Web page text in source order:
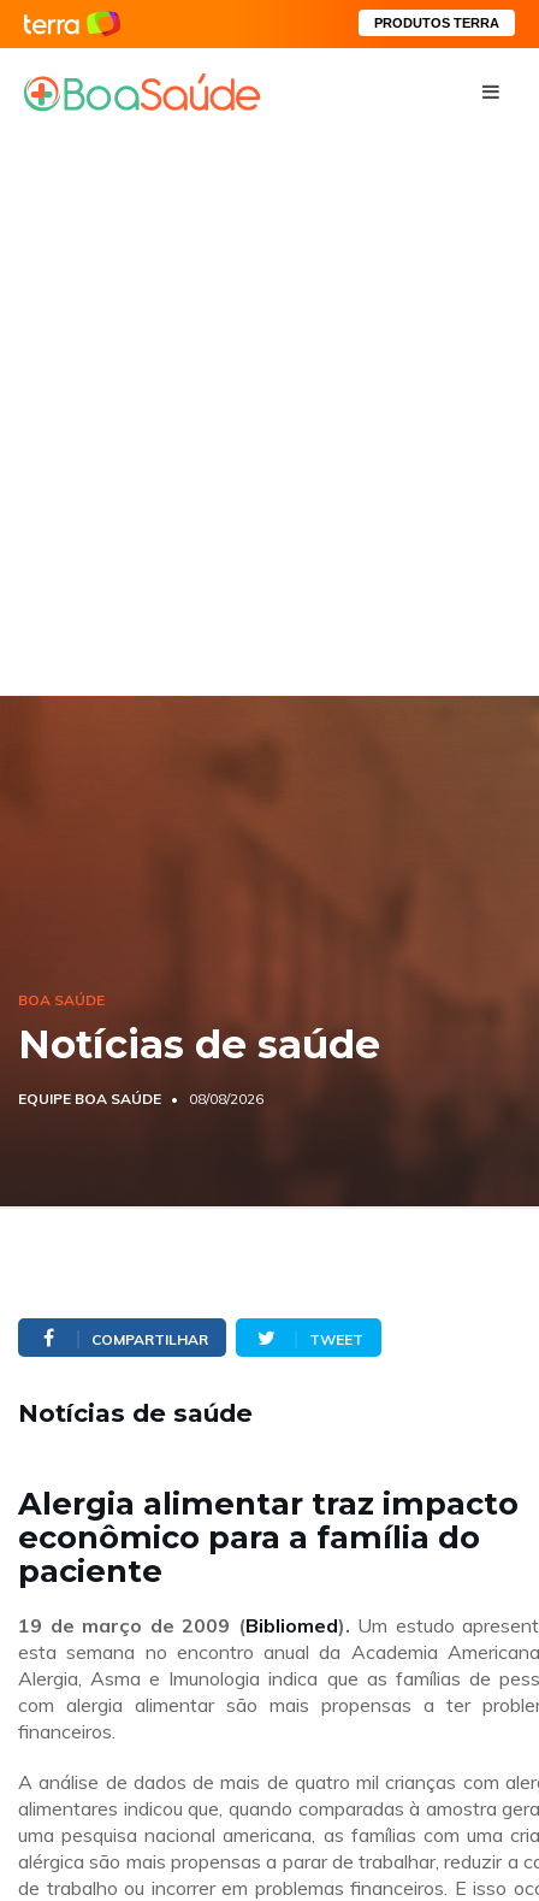
PRODUTOS TERRA
BOA SAÚDE
Notícias de saúde
EQUIPE BOA SAÚDE 08/08/2026
COMPARTILHAR TWEET
Notícias de saúde
Alergia alimentar traz impacto
econômico para a família do
paciente
19 de março de 2009 (Bibliomed). Um estudo
esta semana no encontro anual da Academia
Alergia, Asma e Imunologia indica que as famílias de
com alergia alimentar são mais propensas a ter
financeiros.
A análise de dados de mais de quatro mil crianças com
alimentares indicou que, quando comparadas à amostra
uma pesquisa nacional americana, as famílias com uma
alérgica são mais propensas a parar de trabalhar, reduzir a
de trabalho ou incorrer em problemas financeiros. E isso